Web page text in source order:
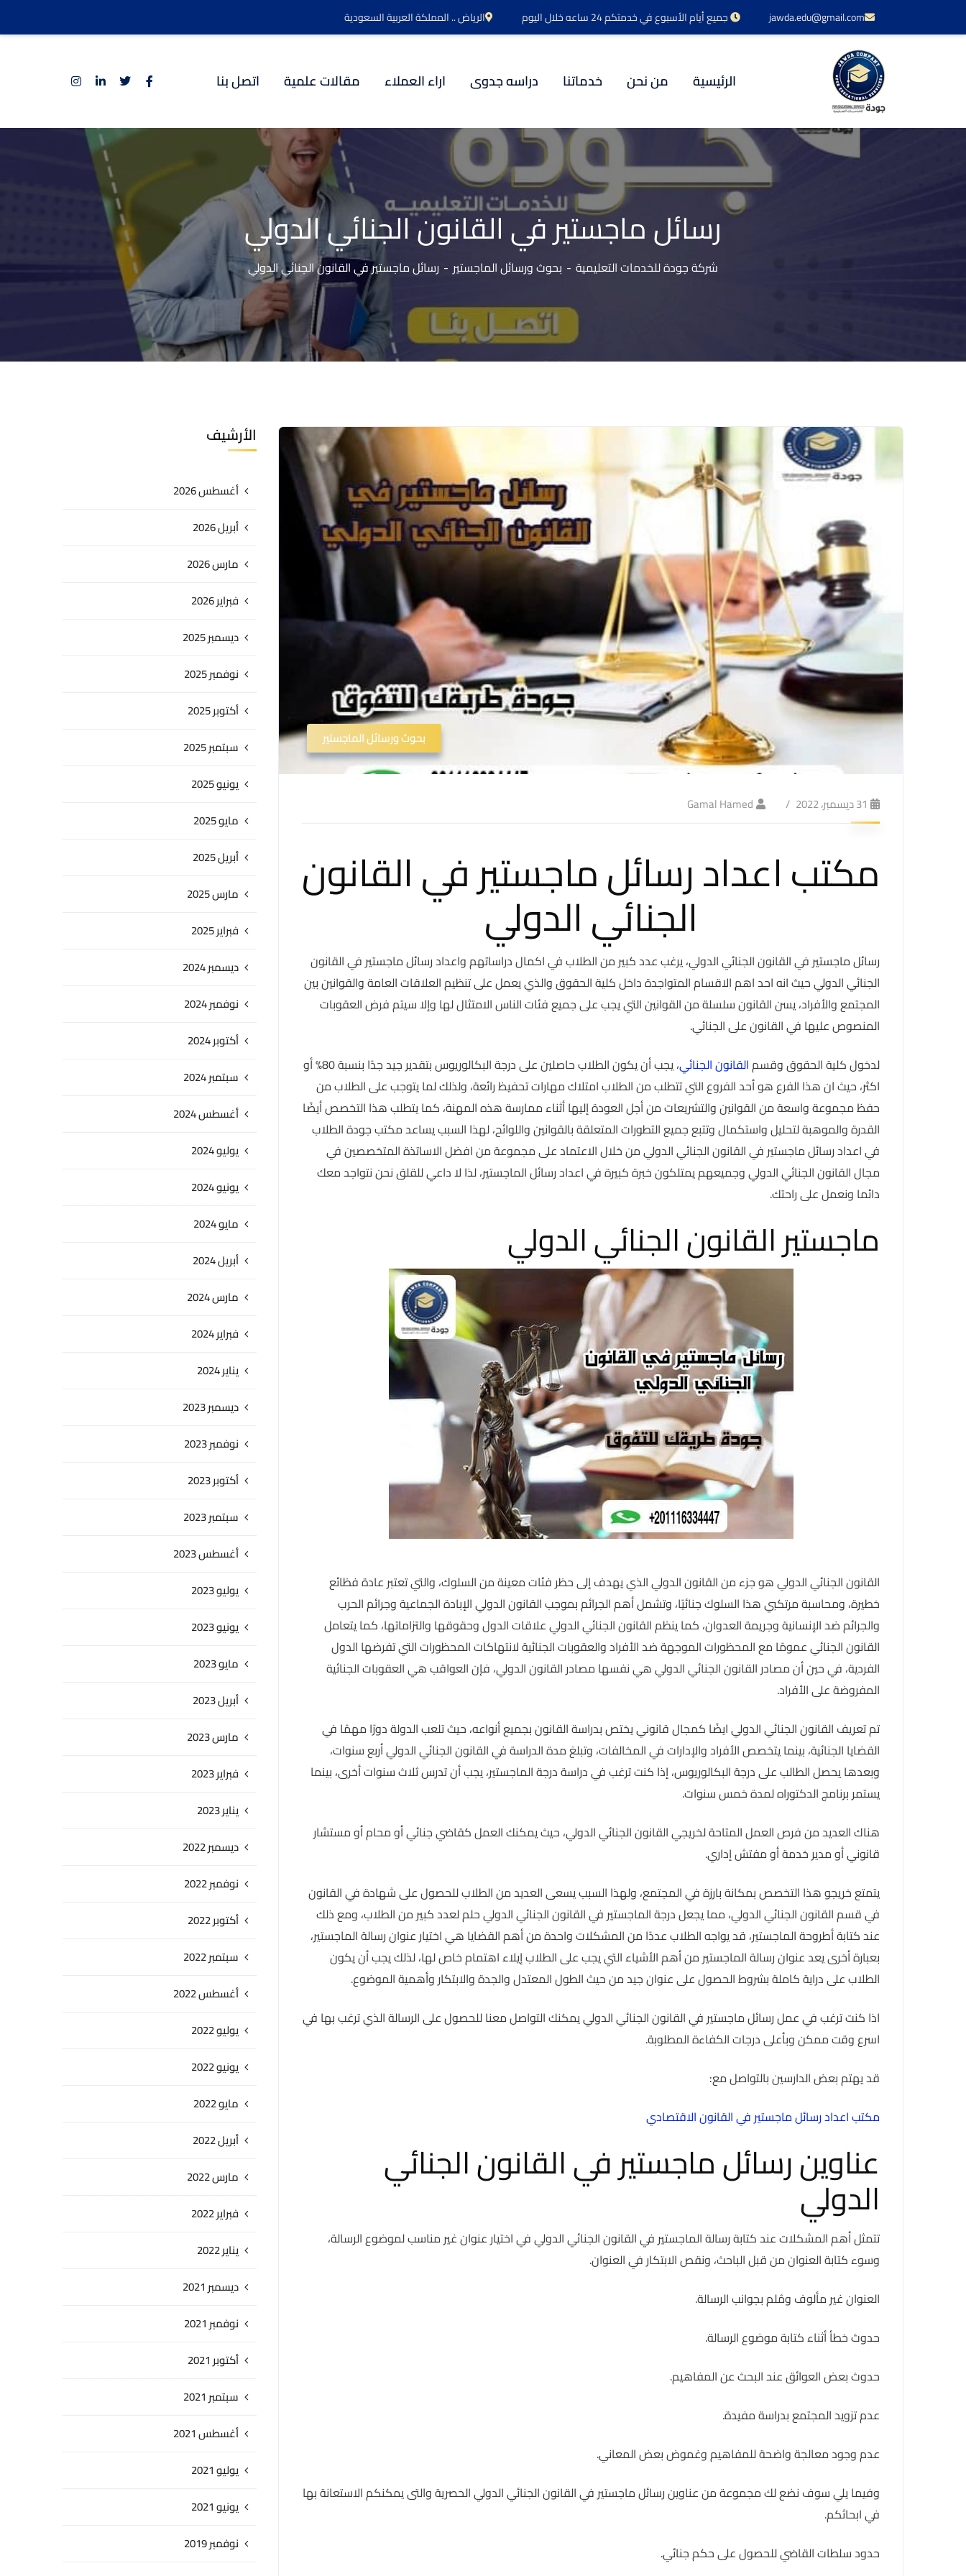
jawda.edu@gmail.com جميع أيام الأسبوع في خدمتكم 24 ساعه خلال اليوم الرياض .. المملكة العربية السعودية
الرئيسية من نحن خدماتنا دراسه جدوى اراء العملاء مقالات علمية اتصل بنا
رسائل ماجستير في القانون الجنائي الدولي
شركة جودة للخدمات التعليمية بحوث ورسائل الماجستير رسائل ماجستير في القانون الجنائي الدولي
بحوث ورسائل الماجستير
31 ديسمبر، 2022 Gamal Hamed
مكتب اعداد رسائل ماجستير في القانون
الجنائي الدولي
رسائل ماجستير في القانون الجنائي الدولي، يرغب عدد كبير من الطلاب في اكمال دراساتهم واعداد رسائل ماجستير في القانون
الجنائي الدولي حيث انه احد اهم الاقسام المتواجدة داخل كلية الحقوق والذي يعمل على تنظيم العلاقات العامة والقوانين بين
المجتمع والأفراد، يسن القانون سلسلة من القوانين التي يجب على جميع فئات الناس الامتثال لها وإلا سيتم فرض العقوبات
المنصوص عليها في القانون على الجنائي.
لدخول كلية الحقوق وقسمالقانون الجنائي
، يجب أن يكون الطلاب حاصلين على درجة البكالوريوس بتقدير جيد جدًا بنسبة 80% أو
اكثر، حيث ان هذا الفرع هو أحد الفروع التي تتطلب من الطلاب امتلاك مهارات تحفيظ رائعة، ولذلك لما يتوجب على الطلاب من
حفظ مجموعة واسعة من القوانين والتشريعات من أجل العودة إليها أثناء ممارسة هذه المهنة، كما يتطلب هذا التخصص أيضًا
القدرة والموهبة لتحليل واستكمال وتتبع جميع التطورات المتعلقة بالقوانين واللوائح، لهذا السبب يساعد مكتب جودة الطلاب
في اعداد رسائل ماجستير في القانون الجنائي الدولي من خلال الاعتماد على مجموعة من افضل الاساتذة المتخصصين في
مجال القانون الجنائي الدولي وجميعهم يمتلكون خبرة كبيرة في اعداد رسائل الماجستير، لذا لا داعي للقلق نحن نتواجد معك
دائما ونعمل على راحتك.
ماجستير القانون الجنائي الدولي
القانون الجنائي الدولي هو جزء من القانون الدولي الذي يهدف إلى حظر فئات معينة من السلوك، والتي تعتبر عادة فظائع
خطيرة، ومحاسبة مرتكبي هذا السلوك جنائيًا، وتشمل أهم الجرائم بموجب القانون الدولي الإبادة الجماعية وجرائم الحرب
والجرائم ضد الإنسانية وجريمة العدوان، كما ينظم القانون الجنائي الدولي علاقات الدول وحقوقها والتزاماتها، كما يتعامل
القانون الجنائي عمومًا مع المحظورات الموجهة ضد الأفراد والعقوبات الجنائية لانتهاكات المحظورات التي تفرضها الدول
الفردية، في حين أن مصادر القانون الجنائي الدولي هي نفسها مصادر القانون الدولي، فإن العواقب هي العقوبات الجنائية
المفروضة على الأفراد.
تم تعريف القانون الجنائي الدولي ايضًا كمجال قانوني يختص بدراسة القانون بجميع أنواعه، حيث تلعب الدولة دورًا مهمًا في
القضايا الجنائية، بينما يتخصص الأفراد والإدارات في المخالفات، وتبلغ مدة الدراسة في القانون الجنائي الدولي أربع سنوات،
وبعدها يحصل الطالب على درجة البكالوريوس، إذا كنت ترغب في دراسة درجة الماجستير، يجب أن تدرس ثلاث سنوات أخرى، بينما
يستمر برنامج الدكتوراه لمدة خمس سنوات.
هناك العديد من فرص العمل المتاحة لخريجي القانون الجنائي الدولي، حيث يمكنك العمل كقاضي جنائي أو محام أو مستشار
قانوني أو مدير خدمة أو مفتش إداري.
يتمتع خريجو هذا التخصص بمكانة بارزة في المجتمع، ولهذا السبب يسعى العديد من الطلاب للحصول على شهادة في القانون
في قسم القانون الجنائي الدولي، مما يجعل درجة الماجستير في القانون الجنائي الدولي حلم لعدد كبير من الطلاب، ومع ذلك
عند كتابة أطروحة الماجستير، قد يواجه الطلاب عددًا من المشكلات واحدة من أهم القضايا هي اختيار عنوان رسالة الماجستير،
بعبارة أخرى يعد عنوان رسالة الماجستير من أهم الأشياء التي يجب على الطلاب إيلاء اهتمام خاص لها، لذلك يجب أن يكون
الطلاب على دراية كاملة بشروط الحصول على عنوان جيد من حيث الطول المعتدل والجدة والابتكار وأهمية الموضوع.
اذا كنت ترغب في عمل رسائل ماجستير في القانون الجنائي الدولي يمكنك التواصل معنا للحصول على الرسالة الذي ترغب بها في
اسرع وقت ممكن وبأعلى درجات الكفاءة المطلوبة.
قد يهتم بعض الدارسين بالتواصل مع:
مكتب اعداد رسائل ماجستير في القانون الاقتصادي
عناوين رسائل ماجستير في القانون الجنائي
الدولي
تتمثل أهم المشكلات عند كتابة رسالة الماجستير في القانون الجنائي الدولي في اختيار عنوان غير مناسب لموضوع الرسالة،
وسوء كتابة العنوان من قبل الباحث، ونقص الابتكار في العنوان.
العنوان غير مألوف ومُلم بجوانب الرسالة.
حدوث خطأ أثناء كتابة موضوع الرسالة.
حدوث بعض العوائق عند البحث عن المفاهيم.
عدم تزويد المجتمع بدراسة مفيدة.
عدم وجود معالجة واضحة للمفاهيم وغموض بعض المعاني.
وفيما يلي سوف نضع لك مجموعة من عناوين رسائل ماجستير في القانون الجنائي الدولي الحصرية والتى يمكنكم الاستعانة بها
في ابحاثكم.
حدود سلطات القاضي للحصول على حكم جنائي.
الأرشيف
أغسطس 2026
أبريل 2026
مارس 2026
فبراير 2026
ديسمبر 2025
نوفمبر 2025
أكتوبر 2025
سبتمبر 2025
يونيو 2025
مايو 2025
أبريل 2025
مارس 2025
فبراير 2025
ديسمبر 2024
نوفمبر 2024
أكتوبر 2024
سبتمبر 2024
أغسطس 2024
يوليو 2024
يونيو 2024
مايو 2024
أبريل 2024
مارس 2024
فبراير 2024
يناير 2024
ديسمبر 2023
نوفمبر 2023
أكتوبر 2023
سبتمبر 2023
أغسطس 2023
يوليو 2023
يونيو 2023
مايو 2023
أبريل 2023
مارس 2023
فبراير 2023
يناير 2023
ديسمبر 2022
نوفمبر 2022
أكتوبر 2022
سبتمبر 2022
أغسطس 2022
يوليو 2022
يونيو 2022
مايو 2022
أبريل 2022
مارس 2022
فبراير 2022
يناير 2022
ديسمبر 2021
نوفمبر 2021
أكتوبر 2021
سبتمبر 2021
أغسطس 2021
يوليو 2021
يونيو 2021
نوفمبر 2019